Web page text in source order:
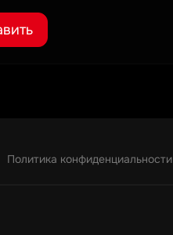
Политика конфиденциальности